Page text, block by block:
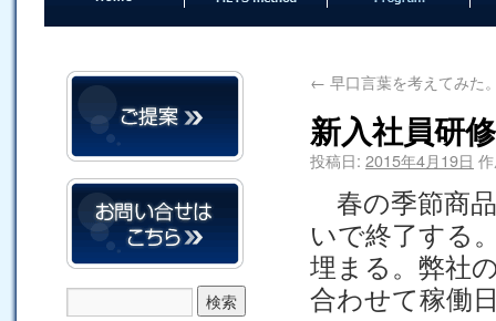
← 早口言葉を考えてみた
新入社員研
投稿日: 2015年4月19日
春の季節商
いで終了する
埋まる。弊社
合わせて稼働